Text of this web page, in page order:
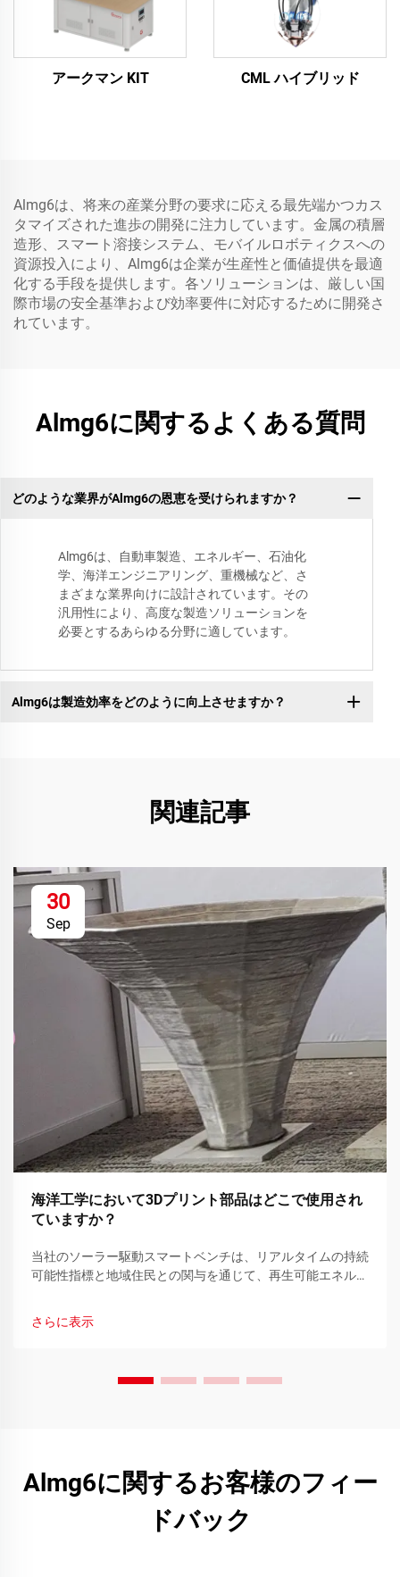
アークマン KIT CML ハイブリッド
Almg6は、将来の産業分野の要求に応える最先端かつカス
タマイズされた進歩の開発に注力しています。金属の積層
造形、スマート溶接システム、モバイルロボティクスへの
資源投入により、Almg6は企業が生産性と価値提供を最適
化する手段を提供します。各ソリューションは、厳しい国
際市場の安全基準および効率要件に対応するために開発さ
れています。
Almg6に関するよくある質問
どのような業界がAlmg6の恩恵を受けられますか？
Almg6は、自動車製造、エネルギー、石油化
学、海洋エンジニアリング、重機械など、さ
まざまな業界向けに設計されています。その
汎用性により、高度な製造ソリューションを
必要とするあらゆる分野に適しています。
Almg6は製造効率をどのように向上させますか？
関連記事
30
Sep
海洋工学において3Dプリント部品はどこで使用され
ていますか？
当社のソーラー駆動スマートベンチは、リアルタイムの持続
可能性指標と地域住民との関与を通じて、再生可能エネルギ
さらに表示
Almg6に関するお客様のフィー
ドバック